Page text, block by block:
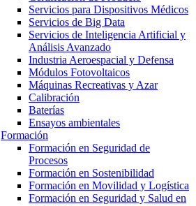
Servicios para Dispositivos Médicos
Servicios de Big Data
Servicios de Inteligencia Artificial y
Análisis Avanzado
Industria Aeroespacial y Defensa
Módulos Fotovoltaicos
Máquinas Recreativas y Azar
Calibración
Baterías
Ensayos ambientales
Formación
Formación en Seguridad de
Procesos
Formación en Sostenibilidad
Formación en Movilidad y Logística
Formación en Seguridad y Salud en